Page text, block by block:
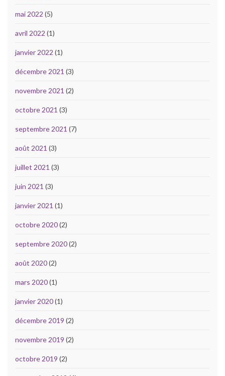
mai 2022 (5)
avril 2022 (1)
janvier 2022 (1)
décembre 2021 (3)
novembre 2021 (2)
octobre 2021 (3)
septembre 2021 (7)
août 2021 (3)
juillet 2021 (3)
juin 2021 (3)
janvier 2021 (1)
octobre 2020(2)
septembre 2020(2)
août 2020(2)
mars 2020(1)
janvier 2020(1)
décembre 2019 (2)
novembre 2019 (2)
octobre 2019 (2)